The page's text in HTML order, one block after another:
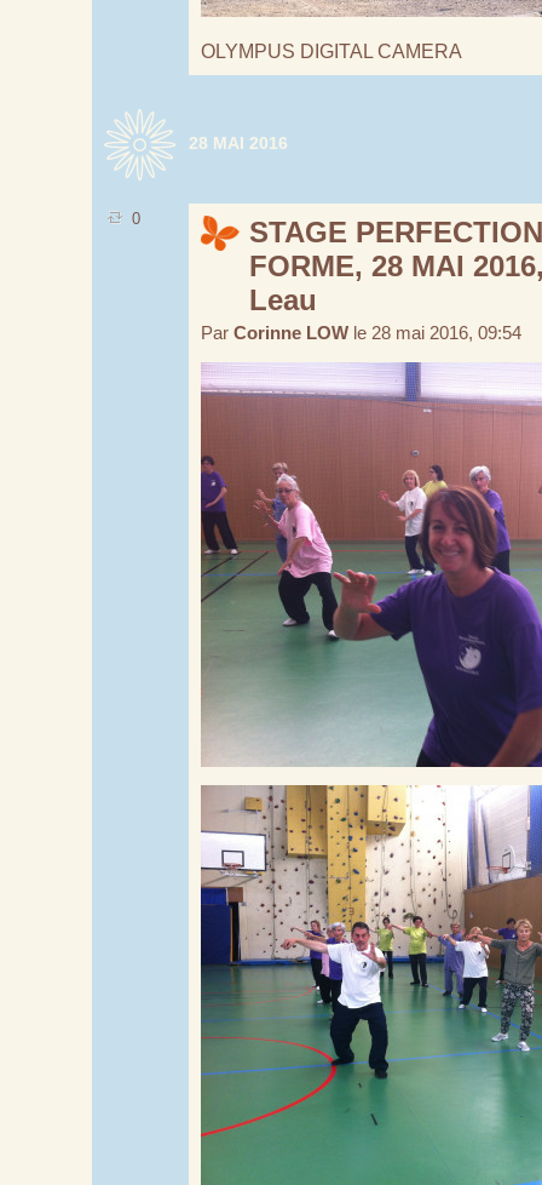
OLYMPUS DIGITAL CAMERA
28 MAI 2016
0
STAGE
FORME, 28 MAI
Leau
Par Corinne LOW le 28 mai 2016, 09:54